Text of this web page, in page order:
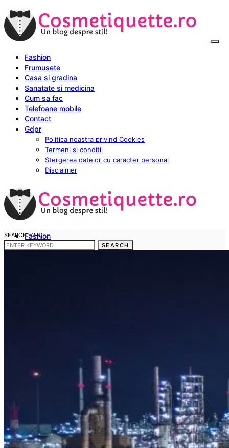
Fashion
Frumusete
Casa si gradina
Sanatate si medicina
Cum sa fac
Telefoane mobile
Contact
Gdpr
Politica noastra privind Cookies
Termeni si conditii
Stergerea datelor cu caracter personal
Disclaimer
Fashion
Frumusete
SEARCH FOR:
SEARCH